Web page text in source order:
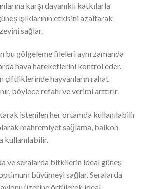
karşı dayanıklı katkılarla
ışıklarının etkisini azaltarak
sağlar.
bu gölgeleme fileleri aynı zamanda
hava hareketlerini kontrol eder,
çiftliklerinde hayvanların rahat
böylece refahı ve verimi arttırır.
istenilen her ortamda kullanılabilir
mahremiyet sağlama, balkon
kullanılabilir.
ve seralarda bitkilerin ideal güneş
optimum büyümeyi sağlar. Seralarda